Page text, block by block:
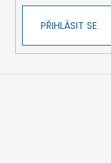
PŘIHLÁSIT SE